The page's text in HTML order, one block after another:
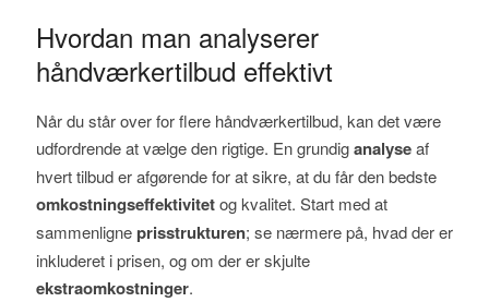
Hvordan man analyserer
håndværkertilbud effektivt
Når du står over for flere håndværkertilbud, kan det være
udfordrende at vælge den rigtige. En grundiganalyseaf
hvert tilbud er afgørende for at sikre, at du får den bedste
omkostningseffektivitetog kvalitet. Start med at
sammenligneprisstrukturen; se nærmere på, hvad der er
inkluderet i prisen, og om der er skjulte
ekstraomkostninger.